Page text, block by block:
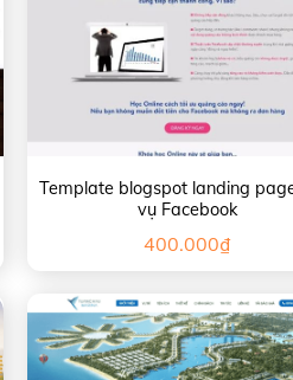
Template blogspot landing
vụ Facebook
400.000₫